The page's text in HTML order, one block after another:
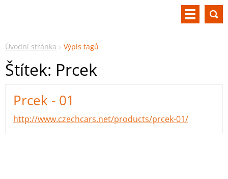
Úvodní stránka Výpis tagů
Štítek: Prcek
Prcek - 01
http://www.czechcars.net/products/prcek-01/